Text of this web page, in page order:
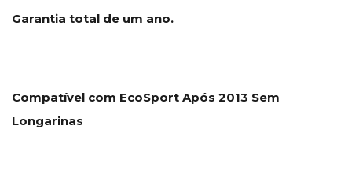
Garantia total de um ano.
Compatível com EcoSport Após 2013 Sem
Longarinas